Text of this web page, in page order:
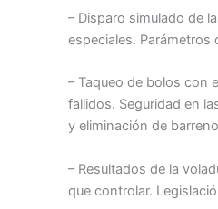
– Disparo simulado de
especiales. Parámetros
– Taqueo de bolos con
fallidos. Seguridad en
y eliminación de
– Resultados de la
que controlar.